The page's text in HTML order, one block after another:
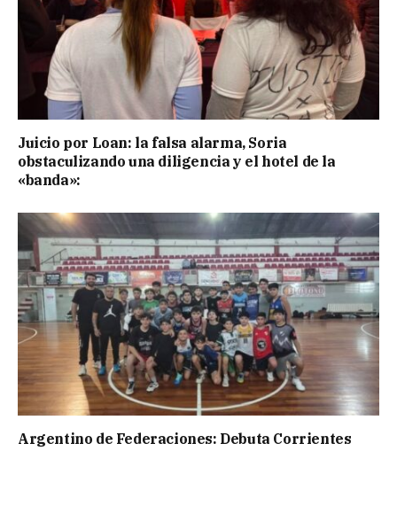
Juicio por Loan: la falsa alarma, Soria
obstaculizando una diligencia y el hotel de la
«banda»:
Argentino de Federaciones: Debuta Corrientes